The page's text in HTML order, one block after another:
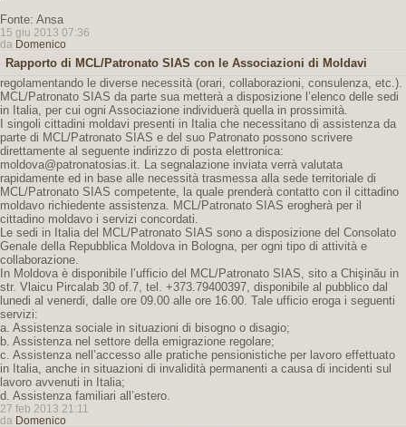
Fonte: Ansa
15 giu 2013 07:36
da Domenico
Rapporto di MCL/Patronato SIAS con le Associazioni di Moldavi
regolamentando le diverse necessità (orari, collaborazioni, consulenza, etc.).
MCL/Patronato SIAS da parte sua metterà a disposizione l’elenco delle sedi
in Italia, per cui ogni Associazione individuerà quella in prossimità.
I singoli cittadini moldavi presenti in Italia che necessitano di assistenza da
parte di MCL/Patronato SIAS e del suo Patronato possono scrivere
direttamente al seguente indirizzo di posta elettronica:
moldova@patronatosias.it. La segnalazione inviata verrà valutata
rapidamente ed in base alle necessità trasmessa alla sede territoriale di
MCL/Patronato SIAS competente, la quale prenderà contatto con il cittadino
moldavo richiedente assistenza. MCL/Patronato SIAS erogherà per il
cittadino moldavo i servizi concordati.
Le sedi in Italia del MCL/Patronato SIAS sono a disposizione del Consolato
Genale della Repubblica Moldova in Bologna, per ogni tipo di attività e
collaborazione.
In Moldova è disponibile l’ufficio del MCL/Patronato SIAS, sito a Chişinău in
str. Vlaicu Pircalab 30 of.7, tel. +373.79400397, disponibile al pubblico dal
lunedi al venerdi, dalle ore 09.00 alle ore 16.00. Tale ufficio eroga i seguenti
servizi:
a. Assistenza sociale in situazioni di bisogno o disagio;
b. Assistenza nel settore della emigrazione regolare;
c. Assistenza nell’accesso alle pratiche pensionistiche per lavoro effettuato
in Italia, anche in situazioni di invalidità permanenti a causa di incidenti sul
lavoro avvenuti in Italia;
d. Assistenza familiari all’estero.
27 feb 2013 21:11
da Domenico